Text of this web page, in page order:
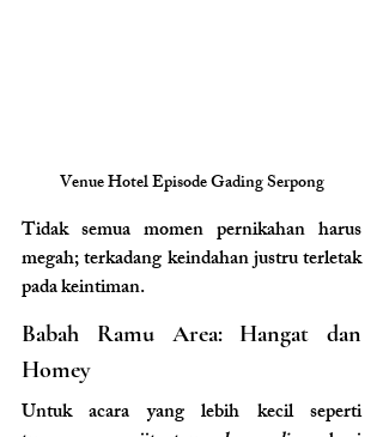
Venue Hotel Episode Gading Serpong
Tidak semua momen pernikahan harus
megah; terkadang keindahan justru terletak
pada keintiman.
Babah Ramu Area: Hangat dan
Homey
Untuk acara yang lebih kecil seperti